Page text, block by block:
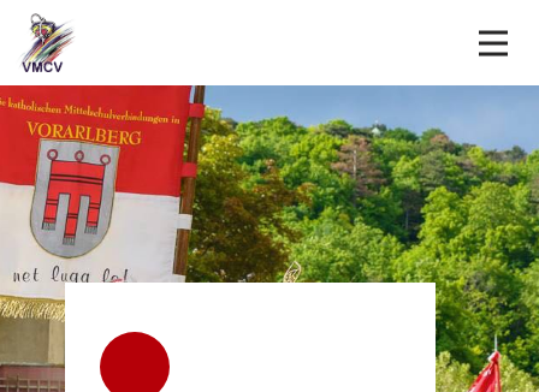
Über uns
Verbindungen
Termine
Liedgut
LVS
LVS Anmeldung
Intern